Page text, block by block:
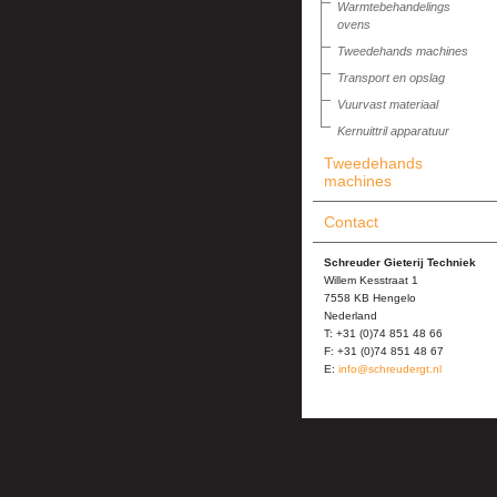
Warmtebehandelings
ovens
Tweedehands machines
Transport en opslag
Vuurvast materiaal
Kernuittril apparatuur
Tweedehands
machines
Contact
Schreuder Gieterij Techniek
Willem Kesstraat 1
7558 KB Hengelo
Nederland
T: +31 (0)74 851 48 66
F: +31 (0)74 851 48 67
E: info@schreudergt.nl